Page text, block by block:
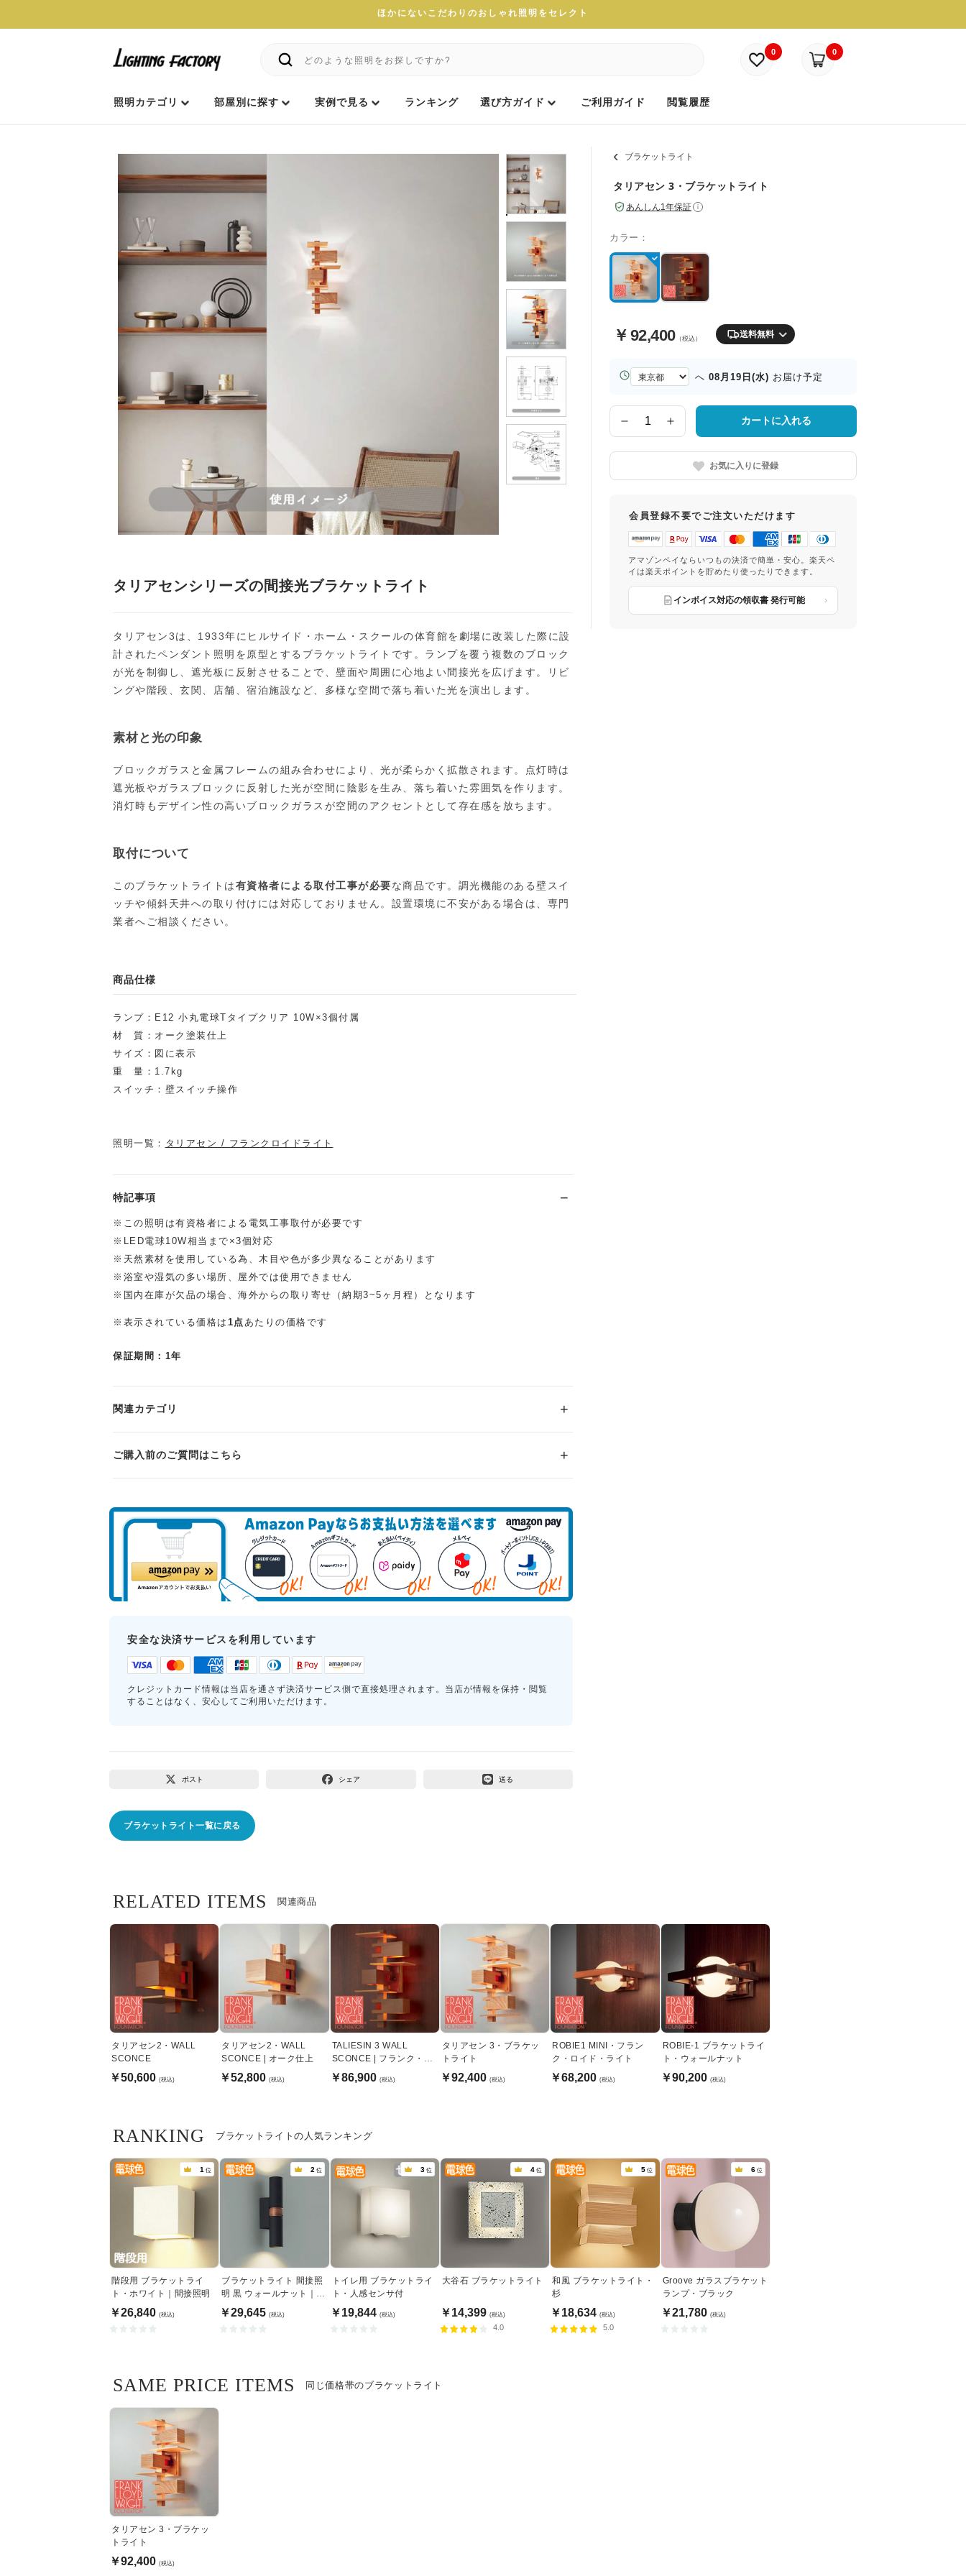
ほかにないこだわりのおしゃれ照明をセレクト
0 0
照明カテゴリ 部屋別に探す 実例で見る ランキング 選び方ガイド ご利用ガイド 閲覧履歴
ブラケットライト
タリアセン 3・ブラケットライト
あんしん1年保証 i
カラー：
￥ 92,400（税込） 送料無料
お
届
へ 08月19日(水) お届け予定
数
量
カートに入れる
お気に入りに登録
会員登録不要でご注文いただけます
アマゾンペイならいつもの決済で簡単・安心。楽天ペ
イは楽天ポイントを貯めたり使ったりできます。
インボイス対応の領収書 発行可能
タリアセンシリーズの間接光ブラケットライト
タリアセン3は、1933年にヒルサイド・ホーム・スクールの体育館を劇場に改装した際に設
計されたペンダント照明を原型とするブラケットライトです。ランプを覆う複数のブロック
が光を制御し、遮光板に反射させることで、壁面や周囲に心地よい間接光を広げます。リビ
ングや階段、玄関、店舗、宿泊施設など、多様な空間で落ち着いた光を演出します。
素材と光の印象
ブロックガラスと金属フレームの組み合わせにより、光が柔らかく拡散されます。点灯時は
遮光板やガラスブロックに反射した光が空間に陰影を生み、落ち着いた雰囲気を作ります。
消灯時もデザイン性の高いブロックガラスが空間のアクセントとして存在感を放ちます。
取付について
このブラケットライトは有資格者による取付工事が必要な商品です。調光機能のある壁スイ
ッチや傾斜天井への取り付けには対応しておりません。設置環境に不安がある場合は、専門
業者へご相談ください。
商品仕様
ランプ：E12 小丸電球Tタイプクリア 10W×3個付属
材 質：オーク塗装仕上
サイズ：図に表示
重 量：1.7kg
スイッチ：壁スイッチ操作
照明一覧： タリアセン / フランクロイドライト
特記事項
※この照明は有資格者による電気工事取付が必要です
※LED電球10W相当まで×3個対応
※天然素材を使用している為、木目や色が多少異なることがあります
※浴室や湿気の多い場所、屋外では使用できません
※国内在庫が欠品の場合、海外からの取り寄せ（納期3~5ヶ月程）となります
※表示されている価格は 1点あたりの価格です
保証期間：1年
関連カテゴリ
ご購入前のご質問はこちら
安全な決済サービスを利用しています
クレジットカード情報は当店を通さず決済サービス側で直接処理されます。当店が情報を保持・閲覧
することはなく、安心してご利用いただけます。
ポスト シェア 送る
ブラケットライト一覧に戻る
関連商品
RELATED ITEMS
タリアセン2・WALL
SCONCE
￥50,600 (税込)
タリアセン2・WALL
SCONCE | オーク仕上
￥52,800 (税込)
TALIESIN 3 WALL
SCONCE | フランク・ロ
イド・ライト
￥86,900 (税込)
タリアセン 3・ブラケッ
トライト
￥92,400 (税込)
ROBIE1 MINI・フラン
ク・ロイド・ライト
￥68,200 (税込)
ROBIE-1 ブラケットライ
ト・ウォールナット
￥90,200 (税込)
ブラケットライトの人気ランキング
RANKING
1 位
階段用 ブラケットライ
ト・ホワイト｜間接照明
￥26,840 (税込)
2 位
ブラケットライト 間接照
明 黒 ウォールナット｜上
下配光
￥29,645 (税込)
3 位
トイレ用 ブラケットライ
ト・人感センサ付
￥19,844 (税込)
4 位
大谷石 ブラケットライト
￥14,399 (税込)
4.0
5 位
和風 ブラケットライト・
杉
￥18,634 (税込)
5.0
6 位
Groove ガラスブラケット
ランプ・ブラック
￥21,780 (税込)
同じ価格帯のブラケットライト
SAME PRICE ITEMS
タリアセン 3・ブラケッ
トライト
￥92,400 (税込)